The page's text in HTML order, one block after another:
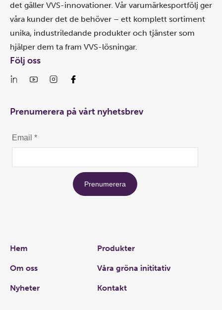
det gäller VVS-innovationer. Vår varumärkesportfölj ger
våra kunder det de behöver – ett komplett sortiment
unika, industriledande produkter och tjänster som
hjälper dem ta fram VVS-lösningar.
Links
Hem Produkter
Om oss Våra gröna inititativ
Nyheter Kontakt
Följ oss
Prenumerera på vårt nyhetsbrev